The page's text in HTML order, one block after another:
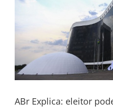
CONTATO
ABr Explica: eleitor